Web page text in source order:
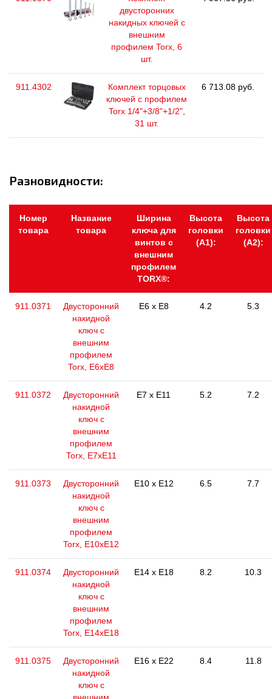
двусторонних
накидных ключей с
внешним
профилем Torx, 6
шт.
911.4302
Комплект торцовых
ключей с профилем
Torx 1/4"+3/8"+1/2",
31 шт.
6 713.08 руб.
Разновидности:
Номер
товара
Название
товара
Ширина
ключа для
винтов с
внешним
профилем
TORX®:
Высота
головки
(А1):
Высота
головки
(А2):
911.0371
Двусторонний
накидной
ключ с
внешним
профилем
Torx, E6xE8
E6 x E8 4.2 5.3
911.0372
Двусторонний
накидной
ключ с
внешним
профилем
Torx, Е7хЕ11
E7 x E11 5.2 7.2
911.0373
Двусторонний
накидной
ключ с
внешним
профилем
Torx, Е10хЕ12
E10 x E12 6.5 7.7
911.0374
Двусторонний
накидной
ключ с
внешним
профилем
Torx, E14xE18
E14 x E18 8.2 10.3
911.0375
Двусторонний
накидной
ключ с
E16 x E22 8.4 11.8